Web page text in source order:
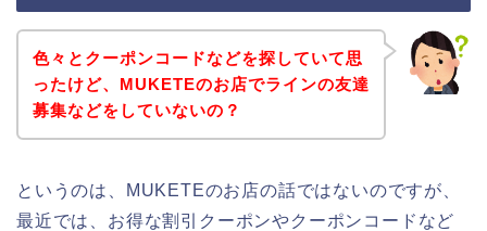
色々とクーポンコードなどを探していて思
ったけど、MUKETEのお店でラインの友達
募集などをしていないの？
というのは、MUKETEのお店の話ではないのですが、
最近では、お得な割引クーポンやクーポンコードなど